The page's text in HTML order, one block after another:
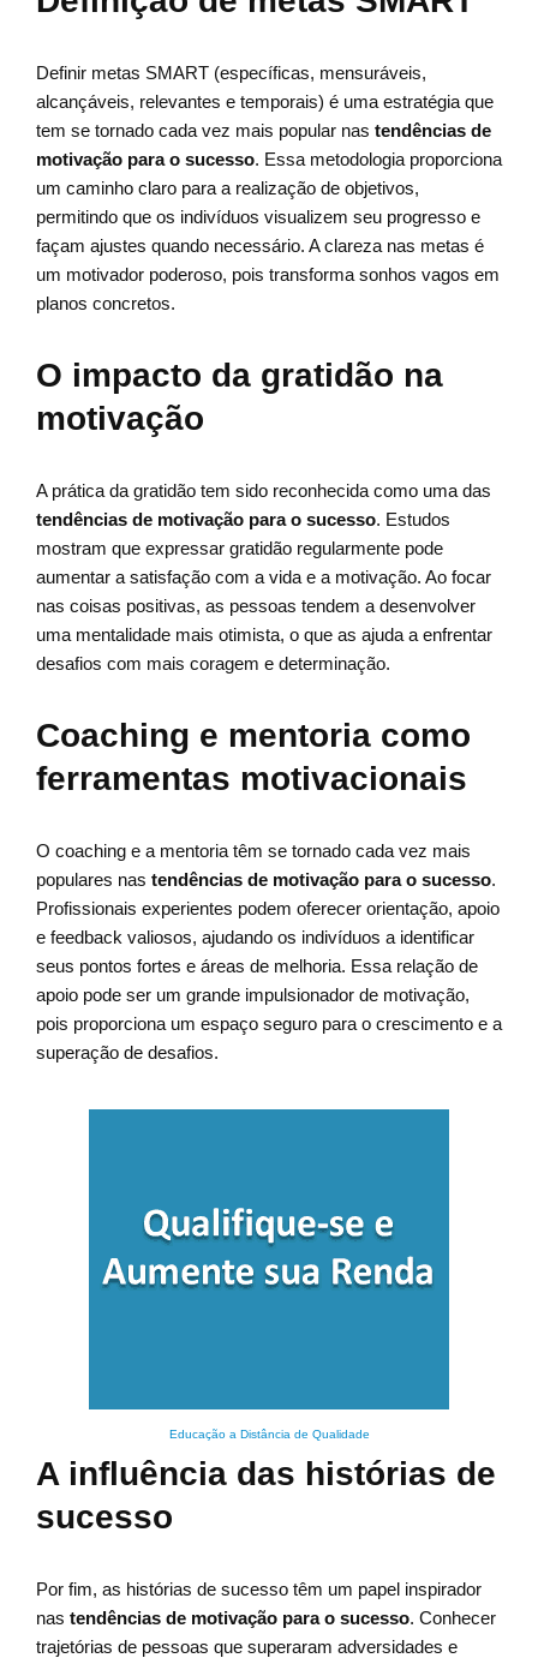
Definir metas SMART (específicas, mensuráveis,
alcançáveis, relevantes e temporais) é uma estratégia que
tem se tornado cada vez mais popular nas tendências de
motivação para o sucesso. Essa metodologia proporciona
um caminho claro para a realização de objetivos,
permitindo que os indivíduos visualizem seu progresso e
façam ajustes quando necessário. A clareza nas metas é
um motivador poderoso, pois transforma sonhos vagos em
planos concretos.
O impacto da gratidão na
motivação
A prática da gratidão tem sido reconhecida como uma das
tendências de motivação para o sucesso. Estudos
mostram que expressar gratidão regularmente pode
aumentar a satisfação com a vida e a motivação. Ao focar
nas coisas positivas, as pessoas tendem a desenvolver
uma mentalidade mais otimista, o que as ajuda a enfrentar
desafios com mais coragem e determinação.
Coaching e mentoria como
ferramentas motivacionais
O coaching e a mentoria têm se tornado cada vez mais
populares nas tendências de motivação para o sucesso.
Profissionais experientes podem oferecer orientação, apoio
e feedback valiosos, ajudando os indivíduos a identificar
seus pontos fortes e áreas de melhoria. Essa relação de
apoio pode ser um grande impulsionador de motivação,
pois proporciona um espaço seguro para o crescimento e a
superação de desafios.
Educação a Distância de Qualidade
A influência das histórias de
sucesso
Por fim, as histórias de sucesso têm um papel inspirador
nas tendências de motivação para o sucesso. Conhecer
trajetórias de pessoas que superaram adversidades e